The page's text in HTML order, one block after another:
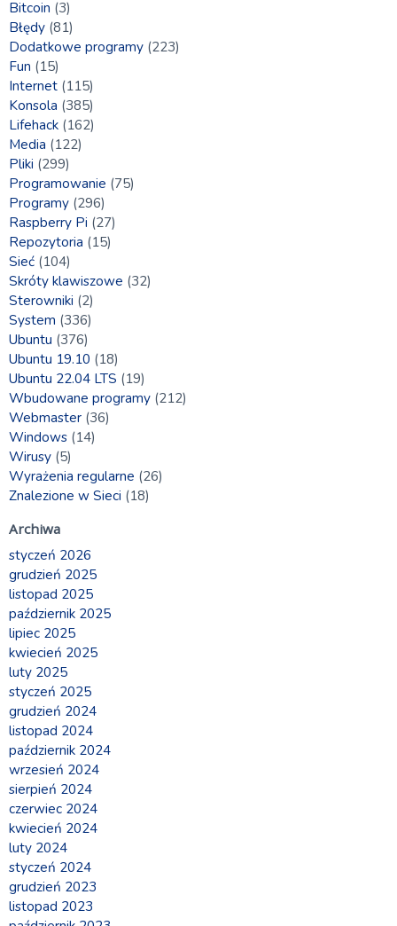
Bitcoin (3)
Błędy (81)
Dodatkowe programy (223)
Fun (15)
Internet (115)
Konsola (385)
Lifehack (162)
Media (122)
Pliki (299)
Programowanie (75)
Programy (296)
Raspberry Pi (27)
Repozytoria (15)
Sieć (104)
Skróty klawiszowe (32)
Sterowniki (2)
System (336)
Ubuntu (376)
Ubuntu 19.10 (18)
Ubuntu 22.04 LTS (19)
Wbudowane programy (212)
Webmaster (36)
Windows (14)
Wirusy (5)
Wyrażenia regularne (26)
Znalezione w Sieci (18)
Archiwa
styczeń 2026
grudzień 2025
listopad 2025
październik 2025
lipiec 2025
kwiecień 2025
luty 2025
styczeń 2025
grudzień 2024
listopad 2024
październik 2024
wrzesień 2024
sierpień 2024
czerwiec 2024
kwiecień 2024
luty 2024
styczeń 2024
grudzień 2023
listopad 2023